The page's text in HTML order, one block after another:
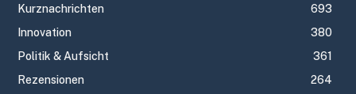
Kurznachrichten
693
Innovation
380
Politik & Aufsicht
361
Rezensionen
264